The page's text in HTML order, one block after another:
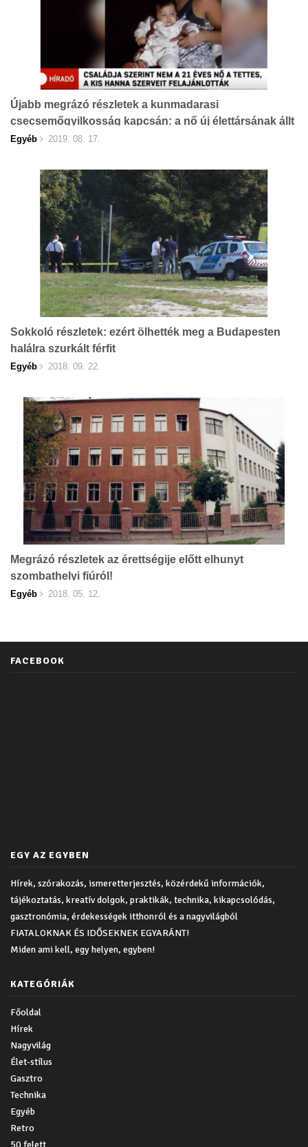
Újabb megrázó részletek a kunmadarasi
csecsemőgyilkosság kapcsán: a nő új élettársának állt
útjában a kislány?
Egyéb 2019. 08. 17.
Sokkoló részletek: ezért ölhették meg a Budapesten
halálra szurkált férfit
Egyéb 2018. 09. 22.
Megrázó részletek az érettségije előtt elhunyt
szombathelyi fiúról!
Egyéb 2018. 05. 12.
FACEBOOK
EGY AZ EGYBEN
Hírek, szórakozás, ismeretterjesztés, közérdekű információk,
tájékoztatás, kreatív dolgok, praktikák, technika, kikapcsolódás,
gasztronómia, érdekességek itthonról és a nagyvilágból
FIATALOKNAK ÉS IDŐSEKNEK EGYARÁNT!
Miden ami kell, egy helyen, egyben!
KATEGÓRIÁK
Főoldal
Hírek
Nagyvilág
Élet-stílus
Gasztro
Technika
Egyéb
Retro
50 felett